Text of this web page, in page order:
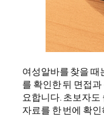
여성알바를 찾을 때
를 확인한 뒤 면접
요합니다. 초보자도
자료를 한 번에 확